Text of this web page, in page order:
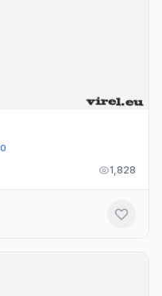
1,828